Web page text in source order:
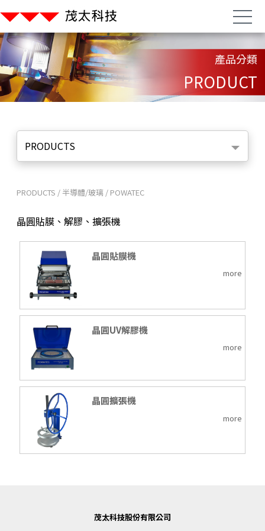
產品分類
PRODUCT
PRODUCTS
PRODUCTS /半導體/玻璃 / POWATEC
晶圓貼膜、解膠、擴張機
晶圓貼膜機
more
晶圓UV解膠機
more
晶圓擴張機
more
茂太科技股份有限公司